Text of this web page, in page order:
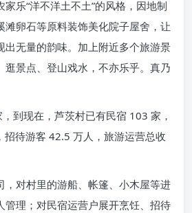
乐“洋不洋土不土”的风格，因地制
滩卵石等原料装饰美化院子屋舍，让
出无量的韵味。加上附近多个旅游景
逛景点、登山戏水，不亦乐乎。真乃
到现在，芦茨村已有民宿 103 家，
待游客 42.5 万人，旅游运营总收
，对村里的游船、帐篷、小木屋等进
管理；对民宿运营户展开烹饪、招待